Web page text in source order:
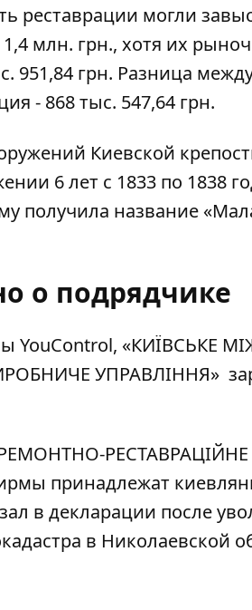
реставрации могли
млн. грн., хотя их
951,84 грн. Разница
- 868 тыс. 547,64 грн.
Киевской
6 лет с 1833 по 1838
получила название
о подрядчике
YouControl, «КИЇВСЬКЕ
УПРАВЛІННЯ»
принадлежат
в декларации после
в Николаевской